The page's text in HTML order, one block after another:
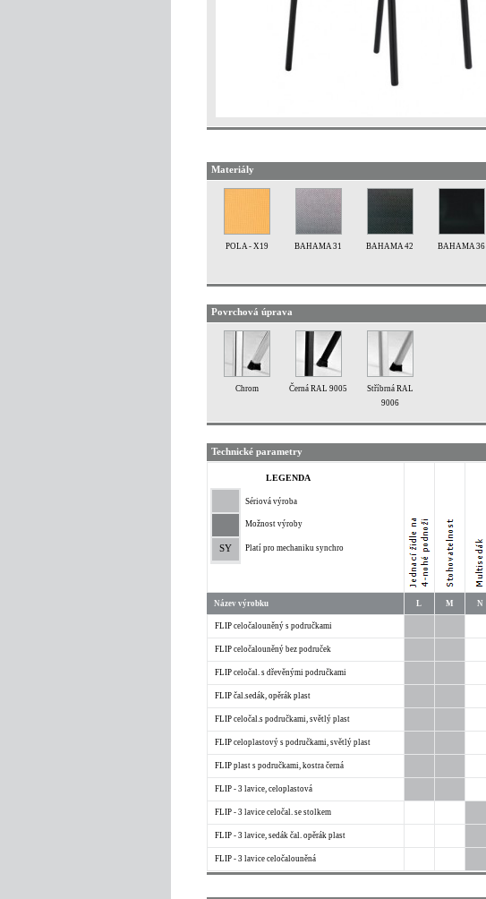
Materiály
POLA - X19 BAHAMA 31 BAHAMA 42 BAHAMA 36
Povrchová úprava
Chrom Černá RAL 9005
Stříbrná RAL
9006
Technické parametry
LEGENDA
SY
Sériová výroba
Možnost výroby
Platí pro mechaniku synchro
Název výrobku L M N
FLIP celočalouněný s područkami
FLIP celočalouněný bez područek
FLIP celočal. s dřevěnými područkami
FLIP čal.sedák, opěrák plast
FLIP celočal.s područkami, světlý plast
FLIP celoplastový s područkami, světlý plast
FLIP plast s područkami, kostra černá
FLIP - 3 lavice, celoplastová
FLIP - 3 lavice celočal. se stolkem
FLIP - 3 lavice, sedák čal. opěrák plast
FLIP - 3 lavice celočalouněná